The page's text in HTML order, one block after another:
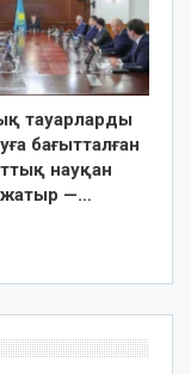
тауарларды
бағытталған
науқан
—…